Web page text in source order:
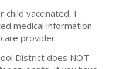
vaccinated, I
medical information
provider.
District does NOT